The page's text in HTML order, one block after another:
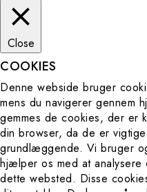
Close
COOKIES
Denne webside bruger
mens du navigerer gennem
gemmes de cookies, der er
din browser, da de er
grundlæggende. Vi bruger
hjælper os med at
dette websted. Disse